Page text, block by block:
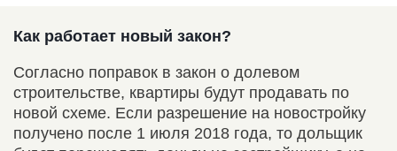
Как работает новый закон?
Согласно поправок в закон о долевом
строительстве, квартиры будут продавать по
новой схеме. Если разрешение на новостройку
получено после 1 июля 2018 года, то дольщик